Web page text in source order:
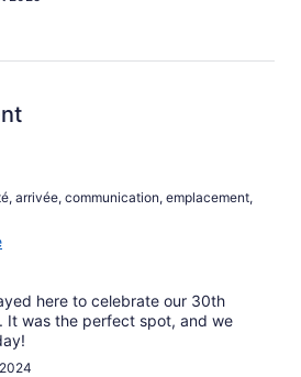
arrivée, communication, emplacement,
here to celebrate our 30th
It was the perfect spot, and we